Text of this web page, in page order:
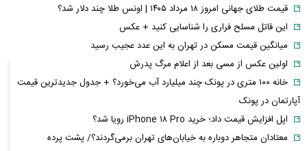
قیمت طلای جهانی امروز ۱۸ مرداد ۱۴۰۵ | اونس طلا چند دلار شد؟
این قاتل مسلح فراری را شناسایی کنید + عکس
میانگین قیمت مسکن در تهران به این عدد عجیب رسید
اولین عکس از مسی بعد از اعلام مرگ پدرش
خانه ۱۰۰ متری در پونک چند میلیارد آب می‌خورد؟ + جدول جدیدترین قیمت
آپارتمان در پونک
اپل افزایش قیمت داد؛ خرید iPhone ۱۸ Pro رویا شد؟
معتادان متجاهر دوباره به خیابان‌های تهران برمی‌گردند؟/ پشت پرده